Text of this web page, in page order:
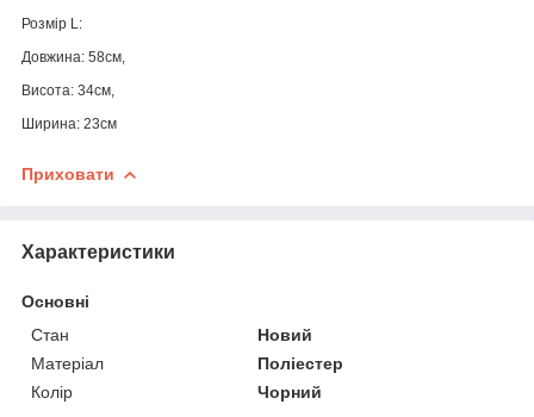
Розмір L:
Довжина: 58см,
Висота: 34см,
Ширина: 23см
Приховати
Характеристики
Основні
Стан
Новий
Матеріал
Поліестер
Колір
Чорний